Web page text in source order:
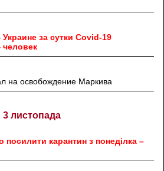
за сутки Covid-19
человек
на освобождение Маркива
3 листопада
посилити карантин з понеділка –